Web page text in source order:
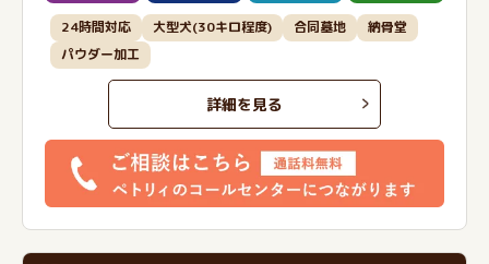
24時間対応 大型犬(30キロ程度) 合同墓地
納骨堂
パウダー加工
詳細を見る